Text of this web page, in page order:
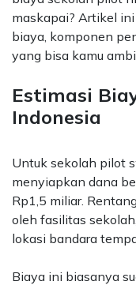
maskapai? Artikel
biaya, komponen
yang bisa kamu
Estimasi
Indonesia
Untuk sekolah pilot
menyiapkan dana
Rp1,5 miliar.
oleh fasilitas
lokasi bandara
Biaya ini biasanya